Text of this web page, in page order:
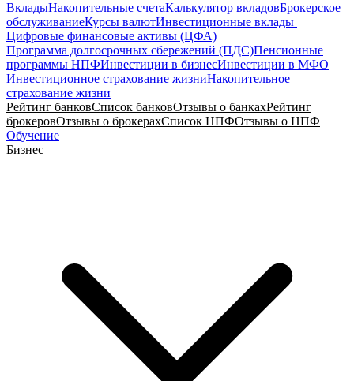
ВкладыНакопительные счетаКалькулятор вкладовБрокерское
обслуживаниеКурсы валютИнвестиционные вклады
Цифровые финансовые активы (ЦФА)
Программа долгосрочных сбережений (ПДС)Пенсионные
программы НПФИнвестиции в бизнесИнвестиции в МФО
Инвестиционное страхование жизниНакопительное
страхование жизни
Рейтинг банковСписок банковОтзывы о банкахРейтинг
брокеровОтзывы о брокерахСписок НПФОтзывы о НПФ
Обучение
Бизнес